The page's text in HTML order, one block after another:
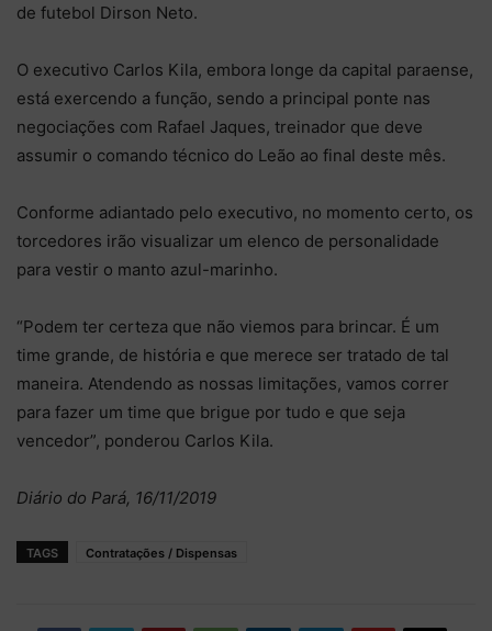
de futebol Dirson Neto.
O executivo Carlos Kila, embora longe da capital paraense,
está exercendo a função, sendo a principal ponte nas
negociações com Rafael Jaques, treinador que deve
assumir o comando técnico do Leão ao final deste mês.
Conforme adiantado pelo executivo, no momento certo, os
torcedores irão visualizar um elenco de personalidade
para vestir o manto azul-marinho.
“Podem ter certeza que não viemos para brincar. É um
time grande, de história e que merece ser tratado de tal
maneira. Atendendo as nossas limitações, vamos correr
para fazer um time que brigue por tudo e que seja
vencedor”, ponderou Carlos Kila.
Diário do Pará, 16/11/2019
TAGS Contratações / Dispensas